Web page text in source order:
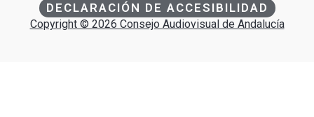
DECLARACIÓN DE ACCESIBILIDAD
Copyright © 2026 Consejo Audiovisual de Andalucía